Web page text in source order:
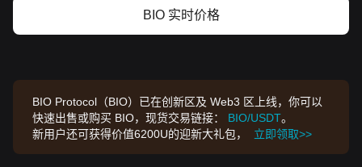
BIO 实时价格
BIO Protocol（BIO）已在创新区及 Web3 区上线，你可以
快速出售或购买 BIO，现货交易链接： BIO/USDT。
新用户还可获得价值6200U的迎新大礼包， 立即领取>>